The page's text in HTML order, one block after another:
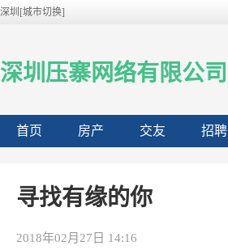
深圳[城市切换]
深圳压寨网络有限公司
首页 房产 交友 招聘
寻找有缘的你
2018年02月27日 14:16